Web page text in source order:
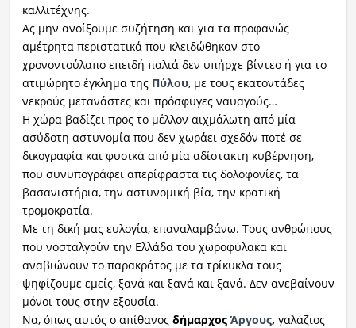
καλλιτέχνης.
Ας μην ανοίξουμε συζήτηση και για τα προφανώς
αμέτρητα περιστατικά που κλειδώθηκαν στο
χρονοντούλαπο επειδή παλιά δεν υπήρχε βίντεο ή για το
ατιμώρητο έγκλημα της Πύλου, με τους εκατοντάδες
νεκρούς μετανάστες και πρόσφυγες ναυαγούς…
Η χώρα βαδίζει προς το μέλλον αιχμάλωτη από μία
ασύδοτη αστυνομία που δεν χωράει σχεδόν ποτέ σε
δικογραφία και φυσικά από μία αδίστακτη κυβέρνηση,
που συνυπογράφει απερίφραστα τις δολοφονίες, τα
βασανιστήρια, την αστυνομική βία, την κρατική
τρομοκρατία.
Με τη δική μας ευλογία, επαναλαμβάνω. Τους ανθρώπους
που νοσταλγούν την Ελλάδα του χωροφύλακα και
αναβιώνουν το παρακράτος με τα τρίκυκλα τους
ψηφίζουμε εμείς, ξανά και ξανά και ξανά. Δεν ανεβαίνουν
μόνοι τους στην εξουσία.
Να, όπως αυτός ο απίθανος δήμαρχοςΆργους, γαλάζιος